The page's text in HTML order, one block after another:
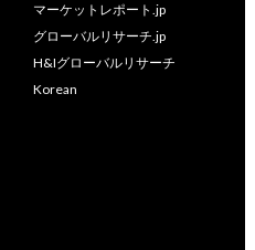
マーケットレポート.jp
グローバルリサーチ.jp
H&Iグローバルリサーチ
Korean